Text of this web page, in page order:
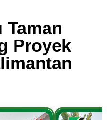
Taman
Proyek